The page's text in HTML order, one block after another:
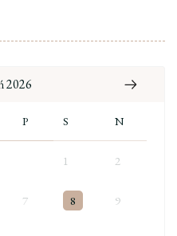
2026
P S N
1 2
7 8 9